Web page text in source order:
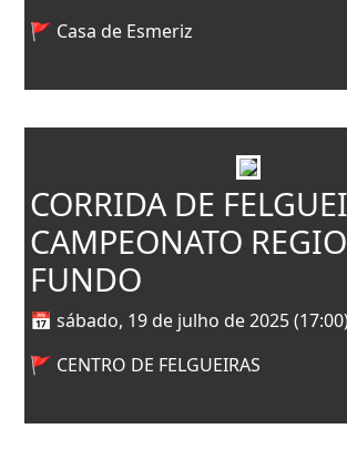
🚩 Casa de Esmeriz
CORRIDA DE
CAMPEONATO
FUNDO
📅 sábado, 19 de julho de 2025
🚩 CENTRO DE FELGUEIRAS